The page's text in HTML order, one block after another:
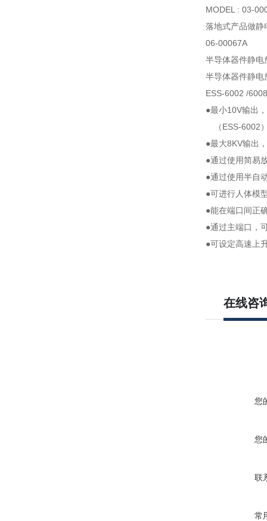
MODEL : 03-
落地式产品做
06-00067A
半导体器件静电
半导体器件静电
ESS-6002 /6008
●最小10V输出
（ESS-6002
●最大8KV输出
●通过使用简易
●通过使用半自
●可进行人体模
●能在端口间正
●通过主端口，
●可设定高速上
在线咨
您
您
联
常